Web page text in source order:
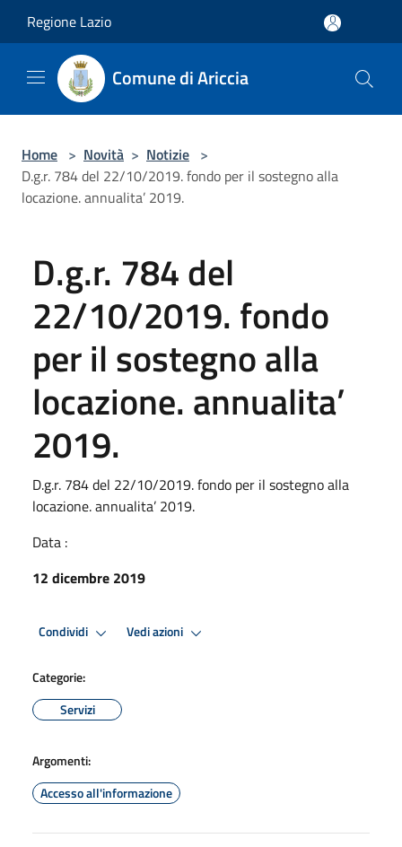
Regione Lazio
Comune di Ariccia
Home > Novità > Notizie >
D.g.r. 784 del 22/10/2019. fondo per il sostegno alla
locazione. annualita’ 2019.
D.g.r. 784 del
22/10/2019. fondo
per il sostegno alla
locazione. annualita’
2019.
D.g.r. 784 del 22/10/2019. fondo per il sostegno alla
locazione. annualita’ 2019.
Data :
12 dicembre 2019
Condividi Vedi azioni
Categorie:
Servizi
Argomenti:
Accesso all'informazione